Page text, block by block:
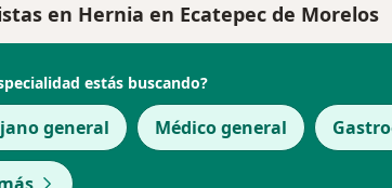
en Hernia en Ecatepec de Morelos
estás buscando?
general Médico general